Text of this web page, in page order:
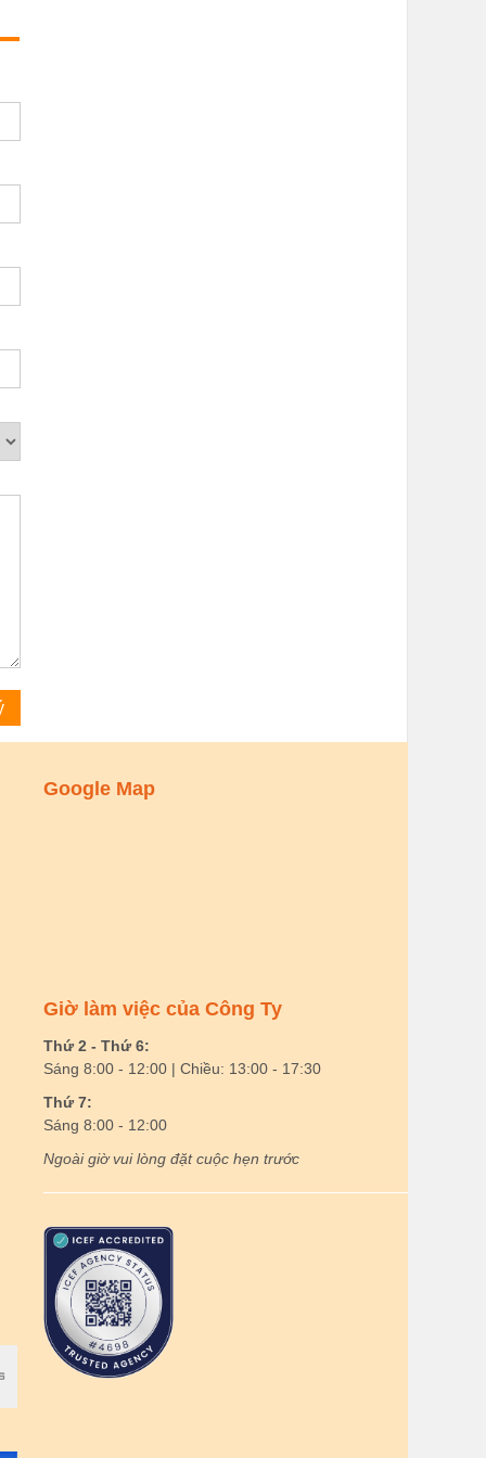
Google Map
Giờ làm việc của Công Ty
Thứ 2 - Thứ 6:
Sáng 8:00 - 12:00 | Chiều: 13:00 - 17:30
Thứ 7:
Sáng 8:00 - 12:00
Ngoài giờ vui lòng đặt cuộc hẹn trước